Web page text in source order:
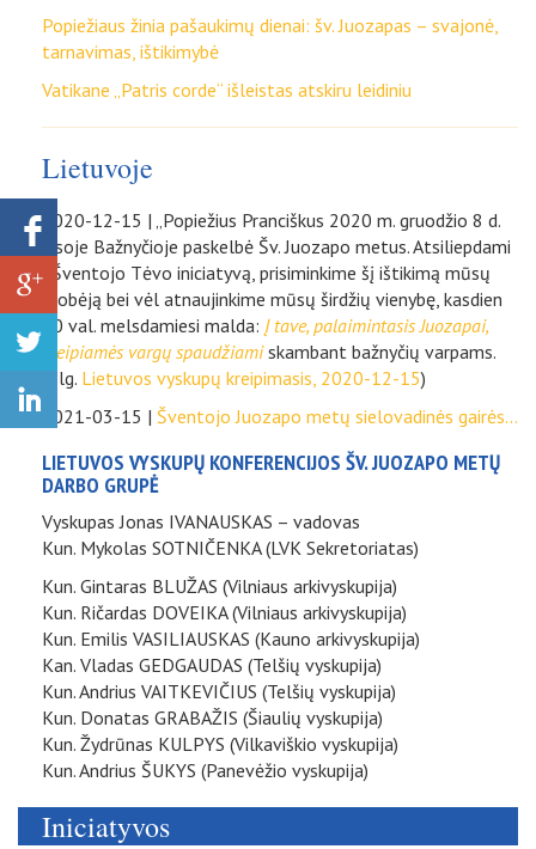
Popiežiaus žinia pašaukimų dienai: šv. Juozapas – svajonė,
tarnavimas, ištikimybė
Vatikane „Patris corde“ išleistas atskiru leidiniu
Lietuvoje
2020-12-15 | „Popiežius Pranciškus 2020 m. gruodžio 8 d.
visoje Bažnyčioje paskelbė Šv. Juozapo metus. Atsiliepdami
į Šventojo Tėvo iniciatyvą, prisiminkime šį ištikimą mūsų
globėją bei vėl atnaujinkime mūsų širdžių vienybę, kasdien
20 val. melsdamiesi malda: Į tave, palaimintasis Juozapai,
kreipiamės vargų spaudžiamiskambant bažnyčių varpams.
(Plg. Lietuvos vyskupų kreipimasis, 2020-12-15)
2021-03-15 | Šventojo Juozapo metų sielovadinės gairės...
LIETUVOS VYSKUPŲ KONFERENCIJOS ŠV. JUOZAPO METŲ
DARBO GRUPĖ
Vyskupas Jonas IVANAUSKAS – vadovas
Kun. Mykolas SOTNIČENKA (LVK Sekretoriatas)
Kun. Gintaras BLUŽAS (Vilniaus arkivyskupija)
Kun. Ričardas DOVEIKA (Vilniaus arkivyskupija)
Kun. Emilis VASILIAUSKAS (Kauno arkivyskupija)
Kan. Vladas GEDGAUDAS (Telšių vyskupija)
Kun. Andrius VAITKEVIČIUS (Telšių vyskupija)
Kun. Donatas GRABAŽIS (Šiaulių vyskupija)
Kun. Žydrūnas KULPYS (Vilkaviškio vyskupija)
Kun. Andrius ŠUKYS (Panevėžio vyskupija)
Iniciatyvos